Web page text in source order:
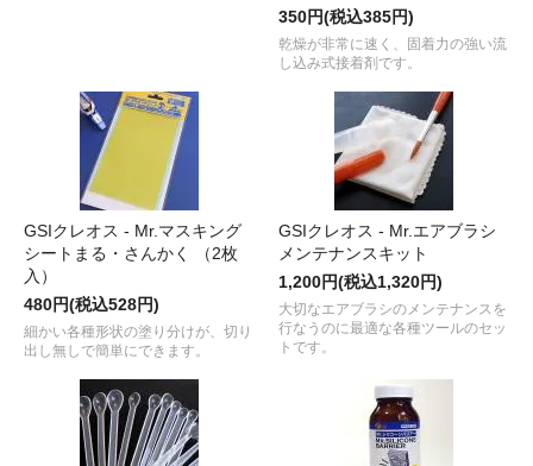
350円(税込385円)
乾燥が非常に速く、固着力の強い流
し込み式接着剤です。
GSIクレオス - Mr.マスキング
シートまる・さんかく （2枚
入）
480円(税込528円)
細かい各種形状の塗り分けが、切り
出し無しで簡単にできます。
GSIクレオス - Mr.エアブラシ
メンテナンスキット
1,200円(税込1,320円)
大切なエアブラシのメンテナンスを
行なうのに最適な各種ツールのセッ
トです。